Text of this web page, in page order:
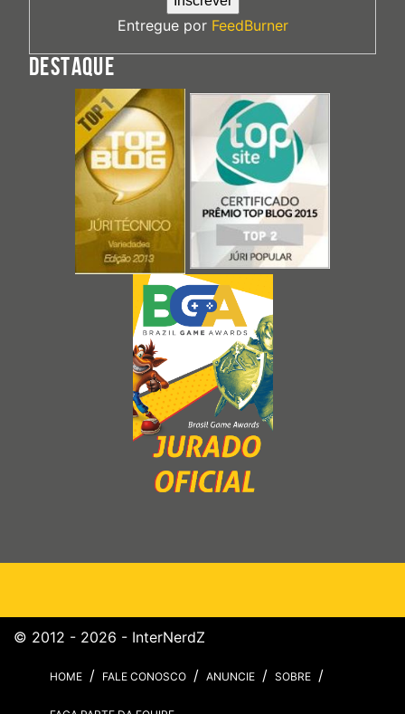
Entregue por FeedBurner
DESTAQUE
© 2012 - 2026 - InterNerdZ
HOME FALE CONOSCO ANUNCIE SOBRE